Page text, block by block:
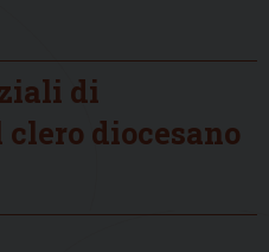
di
diocesano